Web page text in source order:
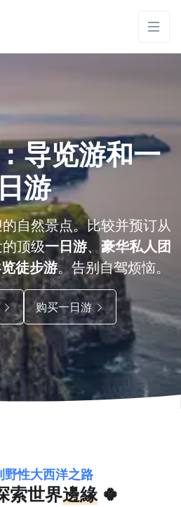
导览游和一
游
自然景点。比较并预订从
顶级一日游、 豪华私人团
徒步游。告别自驾烦恼。
购买一日游
野性大西洋之路
索世界邊緣🍀